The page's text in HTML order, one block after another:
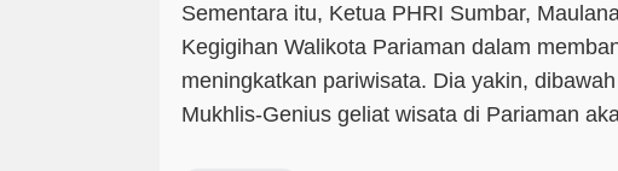
Sementara itu, Ketua PHRI Sumbar,
Kegigihan Walikota Pariaman dalam
meningkatkan pariwisata. Dia yakin,
Mukhlis-Genius geliat wisata di Pariaman